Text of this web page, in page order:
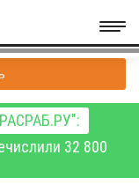
32 800